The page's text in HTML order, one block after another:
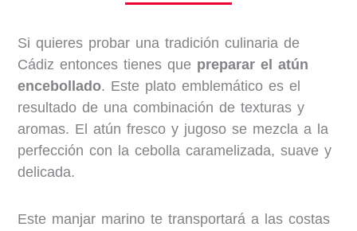
Si quieres probar una tradición culinaria de
Cádiz entonces tienes que preparar el atún
encebollado. Este plato emblemático es el
resultado de una combinación de texturas y
aromas. El atún fresco y jugoso se mezcla a la
perfección con la cebolla caramelizada, suave y
delicada.
Este manjar marino te transportará a las costas